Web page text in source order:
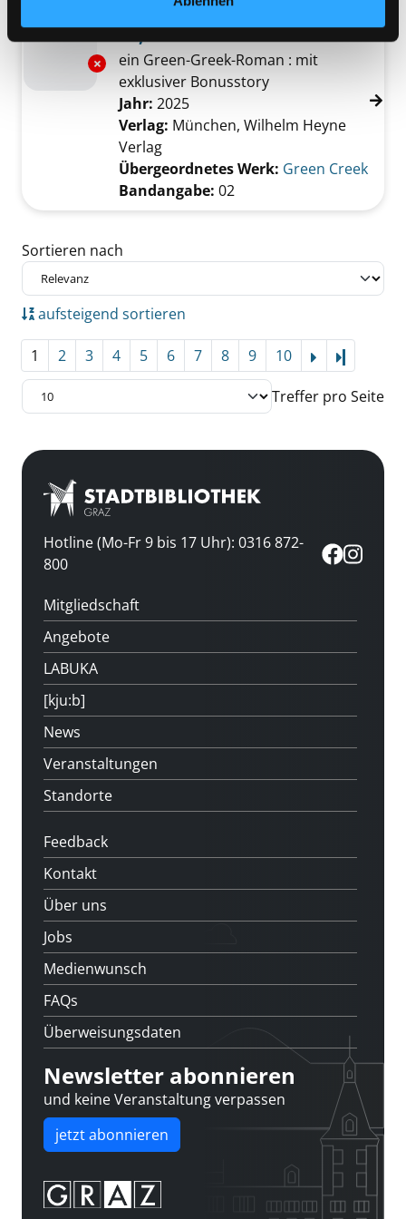
Exemplar-Details von 02; Das Lied des
Mediengruppe:Belletristik
02; Das Lied des Raben
ein Green-Greek-Roman : mit
exklusiver Bonusstory
Suche nach diesem Verfasser
Jahr: 2025
Verlag: München, Wilhelm Heyne
Verlag
Übergeordnetes Werk: Green Creek
Bandangabe: 02
Zu den Suchfiltern springen
Sortieren nach
aufsteigend sortieren
1 2 3 4 5 6 7 8 9 10
Treffer pro Seite
Hotline (Mo-Fr 9 bis 17 Uhr): 0316 872-
800
Mitgliedschaft
Angebote
LABUKA
[kju:b]
News
Veranstaltungen
Standorte
Feedback
Kontakt
Über uns
Jobs
Medienwunsch
FAQs
Überweisungsdaten
Newsletter abonnieren
und keine Veranstaltung verpassen
jetzt abonnieren